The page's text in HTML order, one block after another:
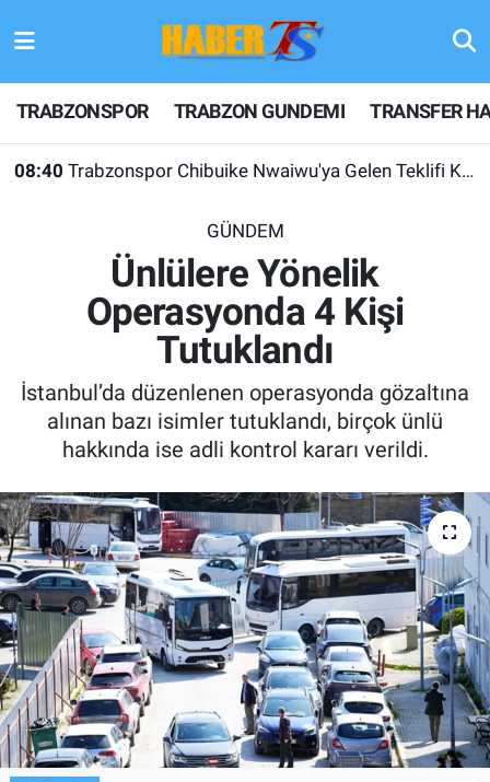
TRABZONSPOR TRABZON GUNDEMI TRANSFER
08:40 Trabzonspor Chibuike Nwaiwu'ya Gelen Teklifi Kabul Etmedi!
GÜNDEM
Ünlülere Yönelik
Operasyonda 4 Kişi
Tutuklandı
İstanbul’da düzenlenen operasyonda gözaltına
alınan bazı isimler tutuklandı, birçok ünlü
hakkında ise adli kontrol kararı verildi.
TRABZONSPOR
TRABZON GUNDEMI
TRANSFER HABERLERI
KULİS MEYDANI
1461 TRABZON
FUTBOL
TV VE SİNEMA
BASKETBOL
SAĞLIK
GENEL
KÜLTÜR SANAT
Hava Durumu
Trafik Durumu
Tüm Manşetler
Son Dakika Haberleri